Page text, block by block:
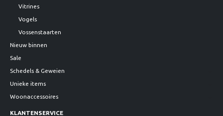
Vitrines
Vogels
Vossenstaarten
Nieuw binnen
Sale
Schedels & Geweien
Unieke items
Woonaccessoires
KLANTENSERVICE